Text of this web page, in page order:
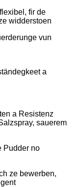
fir de
widderstoen
vun
a
a Resistenz
sauerem
Pudder no
ze bewerben,